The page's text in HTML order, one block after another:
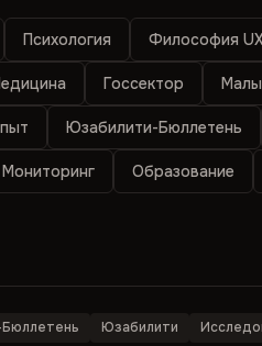
Психология Философия
Госсектор
Юзабилити-Бюллетень
Мониторинг Образование
Юзабилити